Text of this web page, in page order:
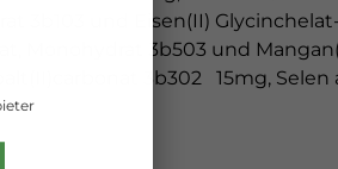
3b103 und Eisen(II)
Monohydrat 3b503 und
3b302 15mg, Selen